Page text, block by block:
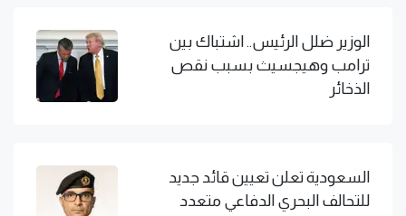
الوزير ضلل الرئيس.. اشتباك بين
ترامب وهيجسيث بسبب نقص
الذخائر
السعودية تعلن تعيين قائد جديد
للتحالف البحري الدفاعي متعدد